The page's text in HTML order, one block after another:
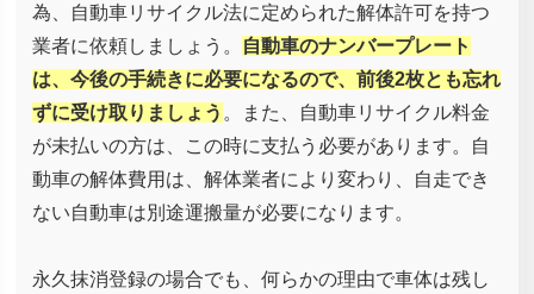
為、自動車リサイクル法に定められた解体許可を持つ
業者に依頼しましょう。
自動車のナンバープレート
は、今後の手続きに必要になるので、前後2枚とも忘れ
ずに受け取りましょう 。また、自動車リサイクル料金
が未払いの方は、この時に支払う必要があります。自
動車の解体費用は、解体業者により変わり、自走でき
ない自動車は別途運搬量が必要になります。
永久抹消登録の場合でも、何らかの理由で車体は残し